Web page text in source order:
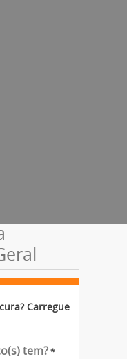
Carregue
tem? *